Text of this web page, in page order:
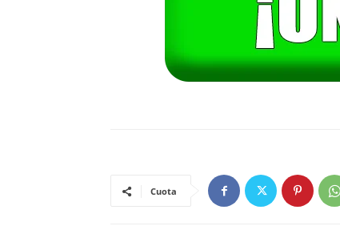
Cuota